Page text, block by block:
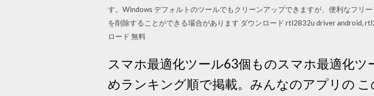
す。Windows デフォルトのツールでもクリーンアップできますが、便利なフリ
を削除することができる場合があります ダウンロード rtl2832u driver android,
ロード 無料
スマホ最適化ツール63個ものスマホ最適化
めランキング順で掲載。みんなのアプリの